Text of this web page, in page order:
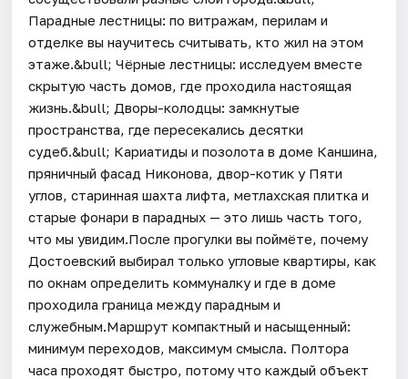
Парадные лестницы: по витражам, перилам и
отделке вы научитесь считывать, кто жил на этом
этаже.&bull; Чёрные лестницы: исследуем вместе
скрытую часть домов, где проходила настоящая
жизнь.&bull; Дворы-колодцы: замкнутые
пространства, где пересекались десятки
судеб.&bull; Кариатиды и позолота в доме Каншина,
пряничный фасад Никонова, двор-котик у Пяти
углов, старинная шахта лифта, метлахская плитка и
старые фонари в парадных — это лишь часть того,
что мы увидим.После прогулки вы поймёте, почему
Достоевский выбирал только угловые квартиры, как
по окнам определить коммуналку и где в доме
проходила граница между парадным и
служебным.Маршрут компактный и насыщенный:
минимум переходов, максимум смысла. Полтора
часа проходят быстро, потому что каждый объект